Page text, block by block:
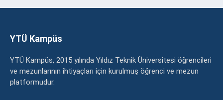
YTÜ Kampüs
YTÜ Kampüs, 2015 yılında Yıldız Teknik Üniversitesi öğrencileri
ve mezunlarının ihtiyaçları için kurulmuş öğrenci ve mezun
platformudur.